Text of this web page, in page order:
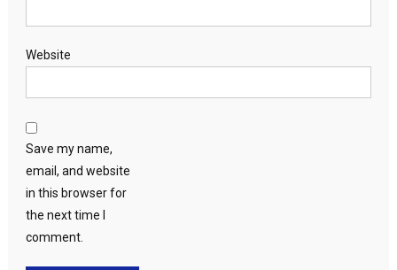
Website
Save my name,
email, and website
in this browser for
the next time I
comment.